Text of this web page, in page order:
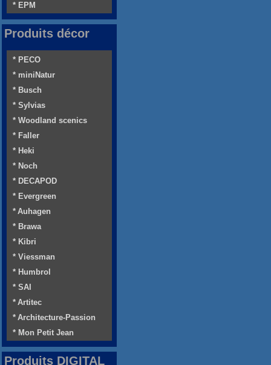
* EPM
Produits décor
* PECO
* miniNatur
* Busch
* Sylvias
* Woodland scenics
* Faller
* Heki
* Noch
* DECAPOD
* Evergreen
* Auhagen
* Brawa
* Kibri
* Viessman
* Humbrol
* SAI
* Artitec
* Architecture-Passion
* Mon Petit Jean
Produits DIGITAL